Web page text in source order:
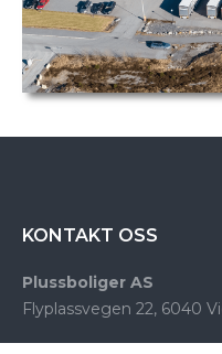
KONTAKT OSS
Plussboliger AS
Flyplassvegen 22, 6040